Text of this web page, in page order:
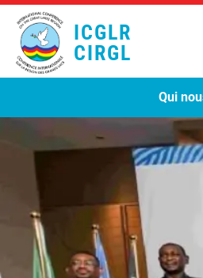
ICGLR
CIRGL
Qui